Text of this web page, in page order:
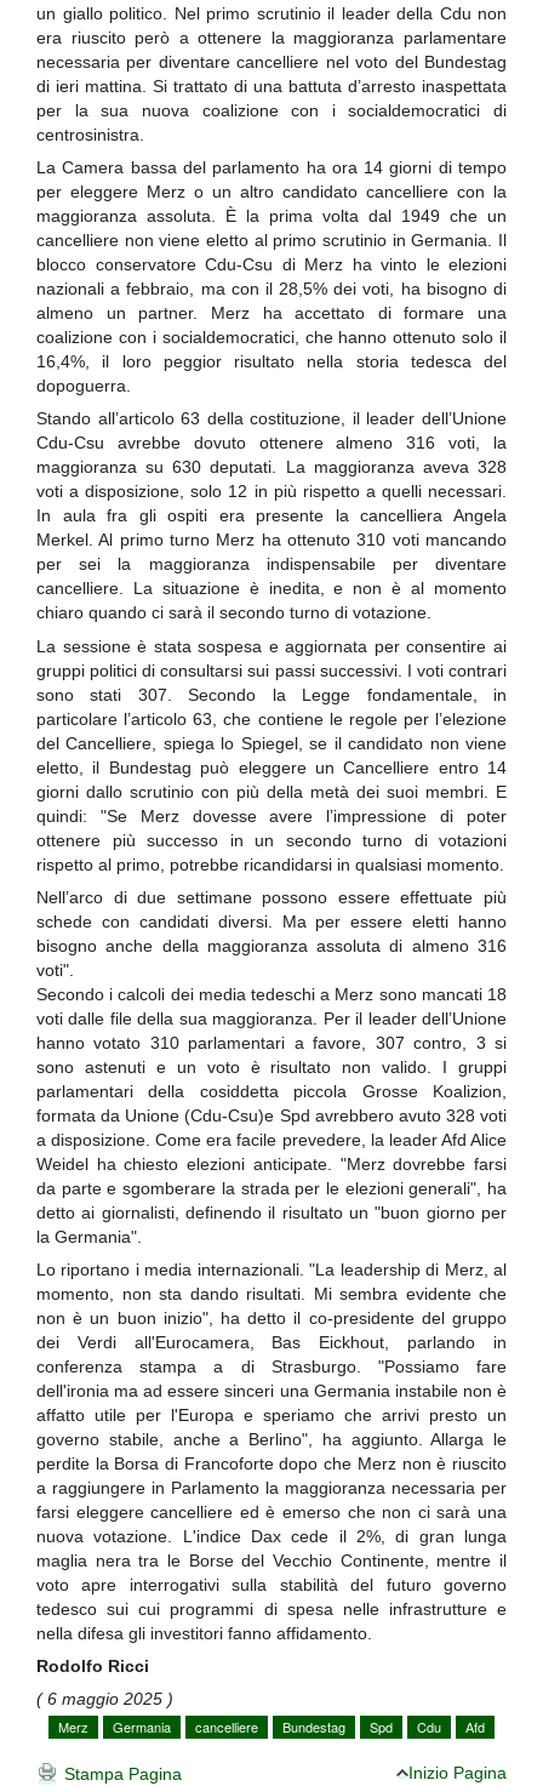
un giallo politico. Nel primo scrutinio il leader della Cdu non
era riuscito però a ottenere la maggioranza parlamentare
necessaria per diventare cancelliere nel voto del Bundestag
di ieri mattina. Si trattato di una battuta d’arresto inaspettata
per la sua nuova coalizione con i socialdemocratici di
centrosinistra.
La Camera bassa del parlamento ha ora 14 giorni di tempo
per eleggere Merz o un altro candidato cancelliere con la
maggioranza assoluta. È la prima volta dal 1949 che un
cancelliere non viene eletto al primo scrutinio in Germania. Il
blocco conservatore Cdu-Csu di Merz ha vinto le elezioni
nazionali a febbraio, ma con il 28,5% dei voti, ha bisogno di
almeno un partner. Merz ha accettato di formare una
coalizione con i socialdemocratici, che hanno ottenuto solo il
16,4%, il loro peggior risultato nella storia tedesca del
dopoguerra.
Stando all’articolo 63 della costituzione, il leader dell’Unione
Cdu-Csu avrebbe dovuto ottenere almeno 316 voti, la
maggioranza su 630 deputati. La maggioranza aveva 328
voti a disposizione, solo 12 in più rispetto a quelli necessari.
In aula fra gli ospiti era presente la cancelliera Angela
Merkel. Al primo turno Merz ha ottenuto 310 voti mancando
per sei la maggioranza indispensabile per diventare
cancelliere. La situazione è inedita, e non è al momento
chiaro quando ci sarà il secondo turno di votazione.
La sessione è stata sospesa e aggiornata per consentire ai
gruppi politici di consultarsi sui passi successivi. I voti contrari
sono stati 307. Secondo la Legge fondamentale, in
particolare l’articolo 63, che contiene le regole per l’elezione
del Cancelliere, spiega lo Spiegel, se il candidato non viene
eletto, il Bundestag può eleggere un Cancelliere entro 14
giorni dallo scrutinio con più della metà dei suoi membri. E
quindi: "Se Merz dovesse avere l’impressione di poter
ottenere più successo in un secondo turno di votazioni
rispetto al primo, potrebbe ricandidarsi in qualsiasi momento.
Nell’arco di due settimane possono essere effettuate più
schede con candidati diversi. Ma per essere eletti hanno
bisogno anche della maggioranza assoluta di almeno 316
voti".
Secondo i calcoli dei media tedeschi a Merz sono mancati 18
voti dalle file della sua maggioranza. Per il leader dell’Unione
hanno votato 310 parlamentari a favore, 307 contro, 3 si
sono astenuti e un voto è risultato non valido. I gruppi
parlamentari della cosiddetta piccola Grosse Koalizion,
formata da Unione (Cdu-Csu)e Spd avrebbero avuto 328 voti
a disposizione. Come era facile prevedere, la leader Afd Alice
Weidel ha chiesto elezioni anticipate. "Merz dovrebbe farsi
da parte e sgomberare la strada per le elezioni generali", ha
detto ai giornalisti, definendo il risultato un "buon giorno per
la Germania".
Lo riportano i media internazionali. "La leadership di Merz, al
momento, non sta dando risultati. Mi sembra evidente che
non è un buon inizio", ha detto il co-presidente del gruppo
dei Verdi all'Eurocamera, Bas Eickhout, parlando in
conferenza stampa a di Strasburgo. "Possiamo fare
dell'ironia ma ad essere sinceri una Germania instabile non è
affatto utile per l'Europa e speriamo che arrivi presto un
governo stabile, anche a Berlino", ha aggiunto. Allarga le
perdite la Borsa di Francoforte dopo che Merz non è riuscito
a raggiungere in Parlamento la maggioranza necessaria per
farsi eleggere cancelliere ed è emerso che non ci sarà una
nuova votazione. L'indice Dax cede il 2%, di gran lunga
maglia nera tra le Borse del Vecchio Continente, mentre il
voto apre interrogativi sulla stabilità del futuro governo
tedesco sui cui programmi di spesa nelle infrastrutture e
nella difesa gli investitori fanno affidamento.
Rodolfo Ricci
( 6 maggio 2025 )
Merz
Germania cancelliere Bundestag Spd Cdu Afd
Stampa Pagina Inizio Pagina